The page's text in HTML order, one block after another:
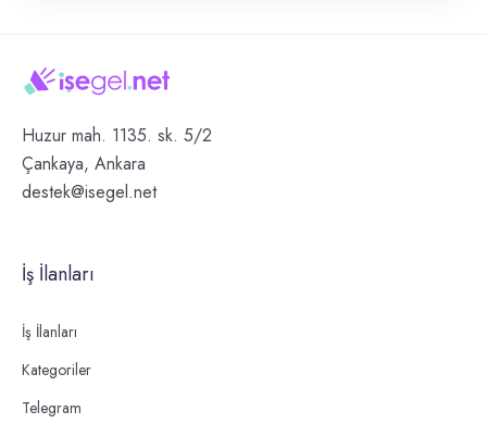
Huzur mah. 1135. sk. 5/2
Çankaya, Ankara
destek@isegel.net
İş İlanları
İş İlanları
Kategoriler
Telegram